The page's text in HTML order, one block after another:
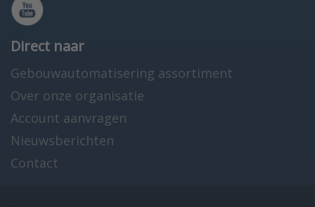
Direct naar
Gebouwautomatisering assortiment
Over onze organisatie
Account aanvragen
Nieuwsberichten
Contact